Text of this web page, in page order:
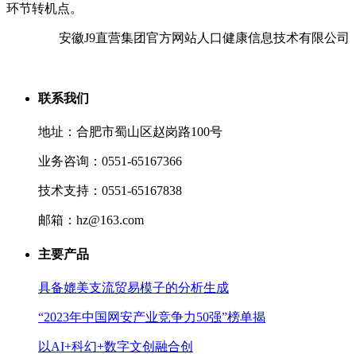
环节转机点。
安徽J9直营集团官方网站人口健康信息技术有限公司
联系我们
地址：合肥市蜀山区赵岗路100号
业务咨询：0551-65167366
技术支持：0551-65167838
邮箱：hz@163.com
主要产品
具备媲美支流贸易模子的分析生成
“2023年中国网安产业竞争力50强”榜单揭
以AI+科幻+数字文创融合创